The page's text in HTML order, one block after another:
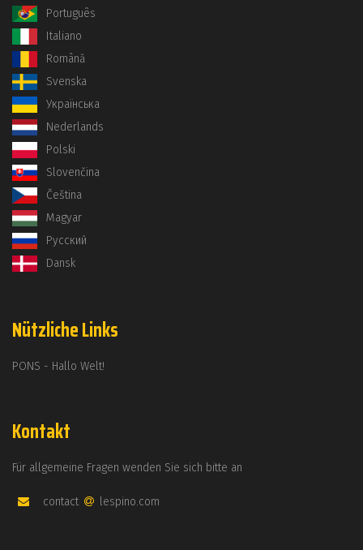
Português
Italiano
Română
Svenska
Українська
Nederlands
Polski
Slovenčina
Čeština
Magyar
Русский
Dansk
Nützliche Links
PONS - Hallo Welt!
Kontakt
Für allgemeine Fragen wenden Sie sich bitte an
contact lespino.com